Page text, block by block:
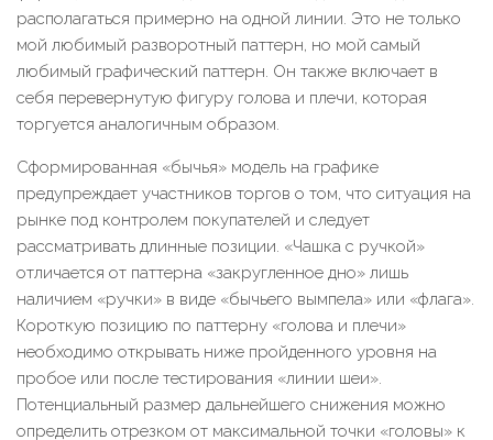
располагаться примерно на одной линии. Это не только
мой любимый разворотный паттерн, но мой самый
любимый графический паттерн. Он также включает в
себя перевернутую фигуру голова и плечи, которая
торгуется аналогичным образом.
Сформированная «‎бычья» модель на графике
предупреждает участников торгов о том, что ситуация на
рынке под контролем покупателей и следует
рассматривать длинные позиции. «Чашка с ручкой»
отличается от паттерна «закругленное дно» лишь
наличием «‎ручки» в виде «‎бычьего вымпела‎» или «‎флага».
Короткую позицию по паттерну «голова и плечи»
необходимо открывать ниже пройденного уровня на
пробое или после тестирования «‎линии шеи».
Потенциальный размер дальнейшего снижения можно
определить отрезком от максимальной точки «головы» к